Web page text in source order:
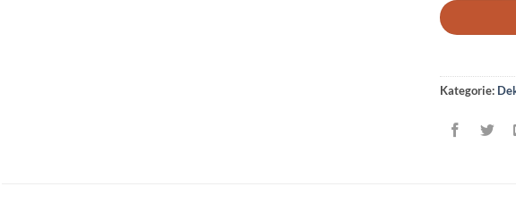
Kategorie: